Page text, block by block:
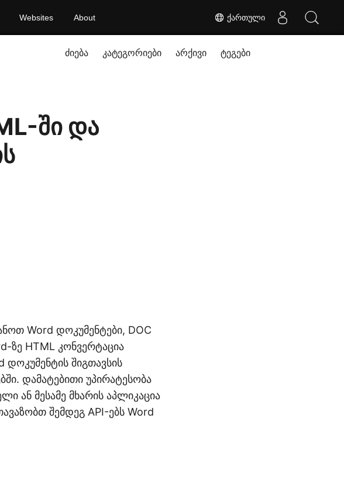
ქართული
Websites About
ძიება კატეგორიები არქივი ტეგები
ში და
Word დოკუმენტები, DOC
ზე HTML კონვერტაცია
შიგთავსის
დამატებითი უპირატესობა
ან მესამე მხარის აპლიკაცია
შემდეგ API-ებს Word